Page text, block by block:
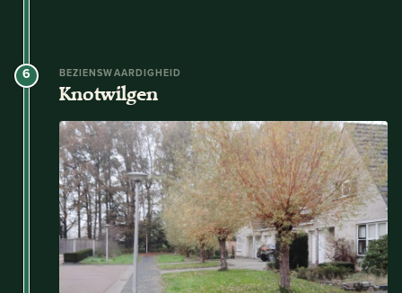
6 BEZIENSWAARDIGHEID
Knotwilgen